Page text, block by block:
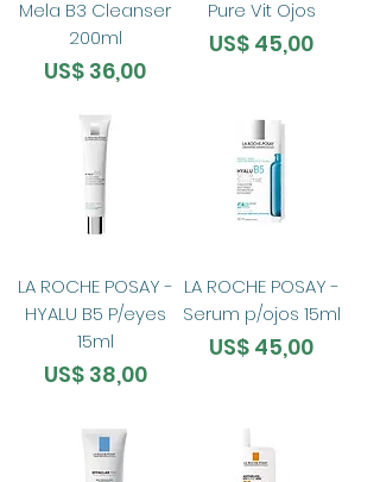
Mela B3 Cleanser
200ml
Preço
US$ 36,00
Pure Vit Ojos
Preço
US$ 45,00
LA ROCHE POSAY -
HYALU B5 P/eyes
15ml
Preço
US$ 38,00
LA ROCHE POSAY -
Serum p/ojos 15ml
Preço
US$ 45,00